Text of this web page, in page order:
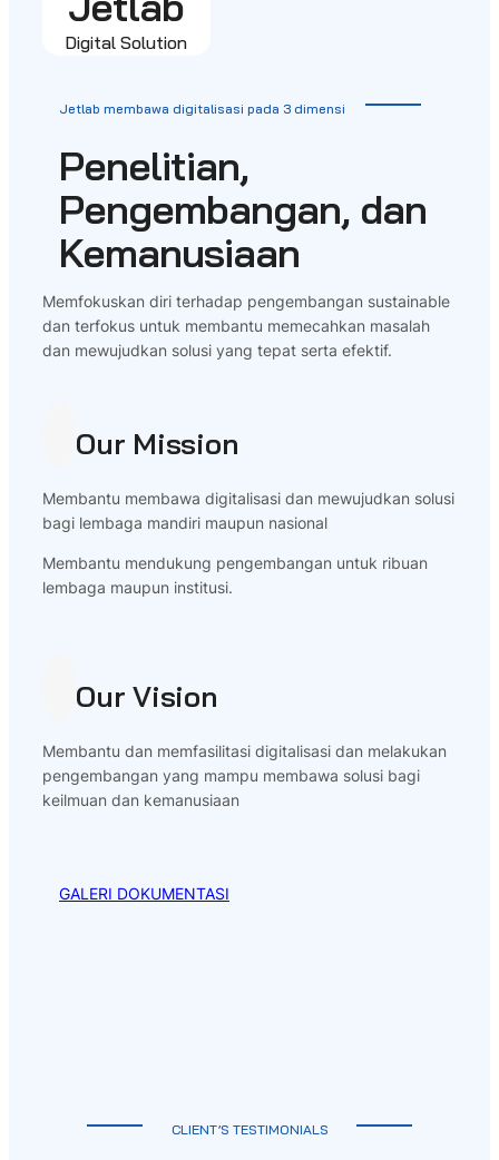
Digital Solution
Jetlab membawa digitalisasi pada 3 dimensi
Penelitian,
Pengembangan, dan
Kemanusiaan
Memfokuskan diri terhadap pengembangan sustainable
dan terfokus untuk membantu memecahkan masalah
dan mewujudkan solusi yang tepat serta efektif.
Our Mission
Membantu membawa digitalisasi dan mewujudkan solusi
bagi lembaga mandiri maupun nasional
Membantu mendukung pengembangan untuk ribuan
lembaga maupun institusi.
Our Vision
Membantu dan memfasilitasi digitalisasi dan melakukan
pengembangan yang mampu membawa solusi bagi
keilmuan dan kemanusiaan
GALERI DOKUMENTASI
CLIENT’S TESTIMONIALS